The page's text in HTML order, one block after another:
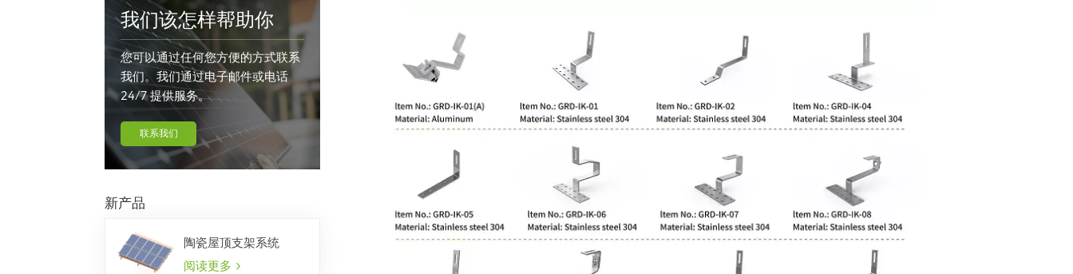
我们该怎样帮助你
您可以通过任何您方便的方式联系
我们。我们通过电子邮件或电话
24/7 提供服务。
联系我们
新产品
陶瓷屋顶支架系统
阅读更多